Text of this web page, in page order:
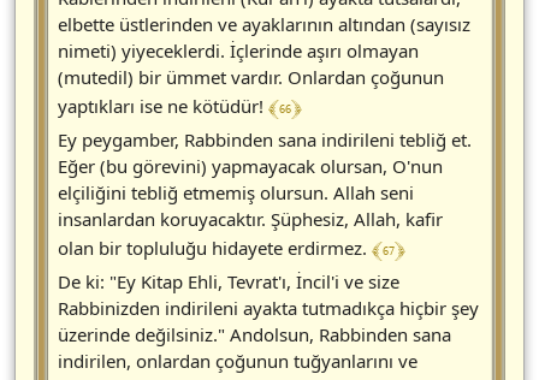
elbette üstlerinden ve ayaklarının altından (sayısız
nimeti) yiyeceklerdi. İçlerinde aşırı olmayan
(mutedil) bir ümmet vardır. Onlardan çoğunun
yaptıkları ise ne kötüdür! ﴾ 66 ﴿
Ey peygamber, Rabbinden sana indirileni tebliğ et.
Eğer (bu görevini) yapmayacak olursan, O'nun
elçiliğini tebliğ etmemiş olursun. Allah seni
insanlardan koruyacaktır. Şüphesiz, Allah, kafir
olan bir topluluğu hidayete erdirmez. ﴾ 67 ﴿
De ki: "Ey Kitap Ehli, Tevrat'ı, İncil'i ve size
Rabbinizden indirileni ayakta tutmadıkça hiçbir şey
üzerinde değilsiniz." Andolsun, Rabbinden sana
indirilen, onlardan çoğunun tuğyanlarını ve